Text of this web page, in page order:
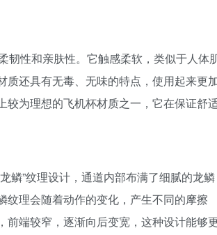
韧性和亲肤性。它触感柔软，类似于人体
还具有无毒、无味的特点，使用起来更
为理想的飞机杯材质之一，它在保证舒
鳞”纹理设计，通道内部布满了细腻的龙鳞
理会随着动作的变化，产生不同的摩擦
前端较窄，逐渐向后变宽，这种设计能够